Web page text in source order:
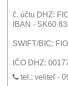
č. účtu DHZ:
IBAN - SK60
SWIFT/BIC:
IČO DHZ:
tel.: veliteľ -